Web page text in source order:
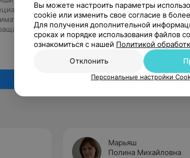
Рекомендую
Марьяш
Полина Михайловна
Вы можете настроить параметры
cookie или изменить свое согласие в
Для получения дополнительной
сроках и порядке использования файлов
ознакомиться с нашей Политикой
Отклонить
Персональные настройки